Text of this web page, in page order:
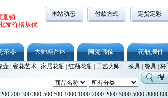
直销
发价格从优
本站动态 付款方式 定货定彩
茶器 大师精品区 陶瓷佛像 花瓶摆件
壶| 瓷花艺术| 家居花瓶| 红釉花瓶| 工艺大师| 茶具| 餐具| 杯
200-300 300-500 500-1000 1000-2000 2000-5000 5000-8000